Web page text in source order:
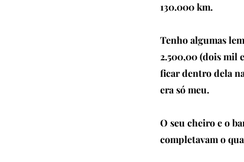
130.000 km.
Tenho algumas
2.500,00 (dois mil
ficar dentro dela
era só meu.
O seu cheiro e o
completavam o